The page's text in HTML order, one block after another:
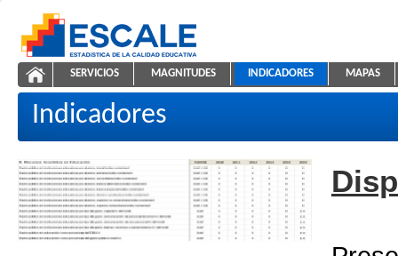
ESCALE - Unidad de Estadística Educativa
Indicadores educativos
NAVEGACIÓN
SERVICIOS MAGNITUDES INDICADORES MAPAS
Indicadores